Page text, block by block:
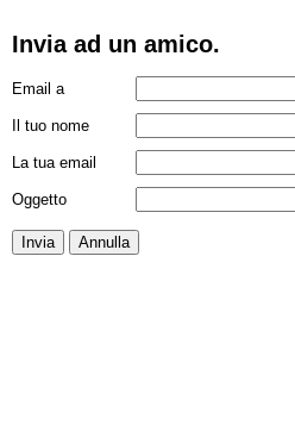
Invia ad un amico.
Email a
Il tuo nome
La tua email
Oggetto
Invia Annulla